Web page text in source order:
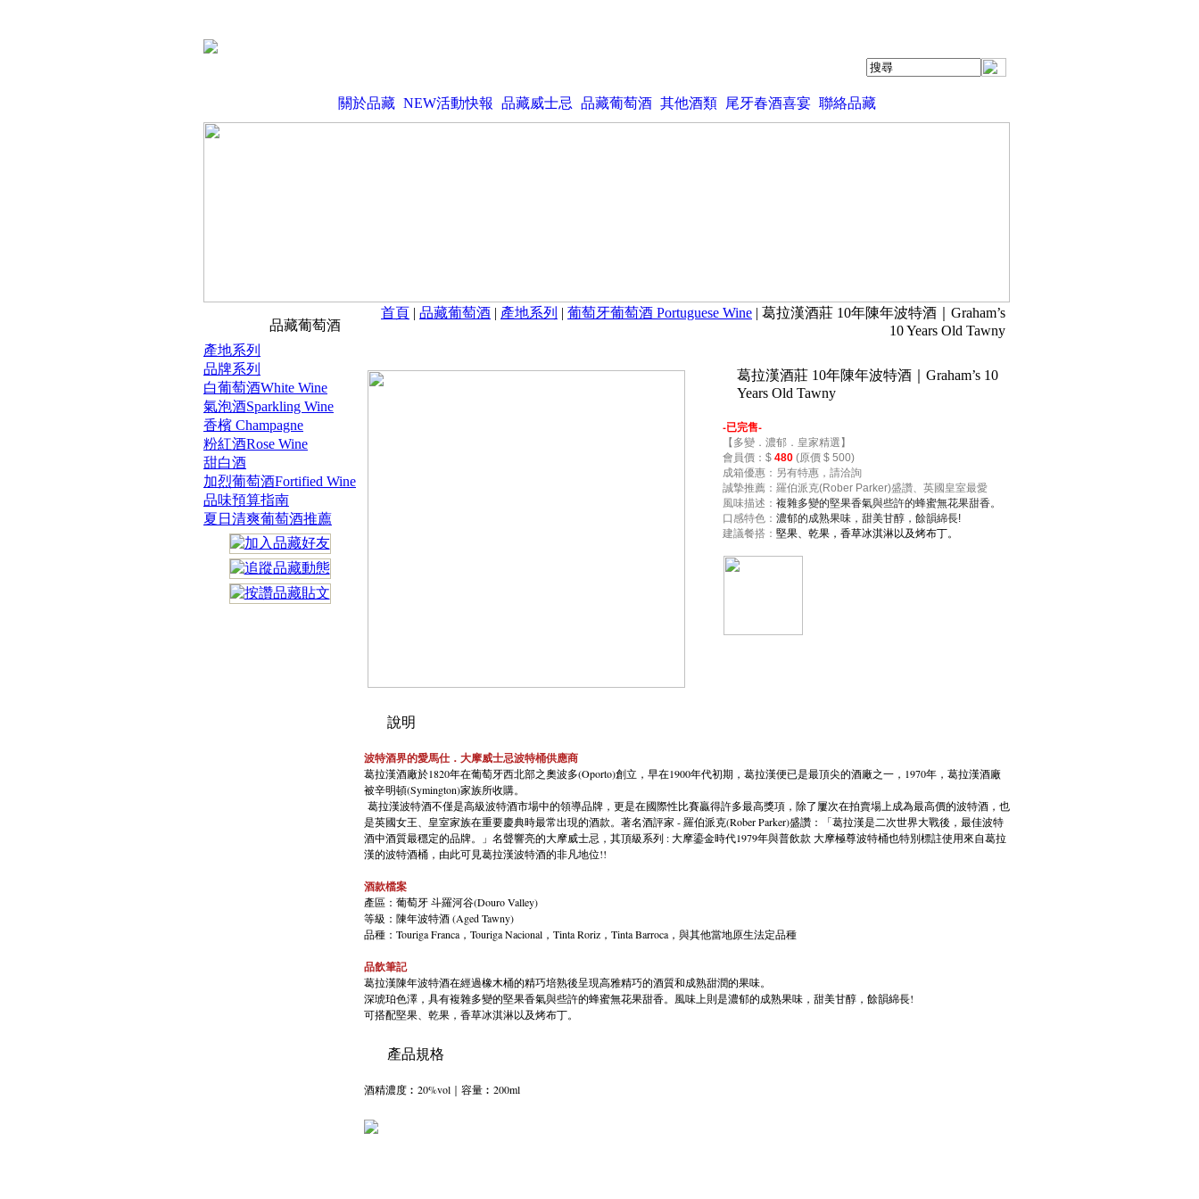
關於品藏 NEW活動快報 品藏威士忌 品藏葡萄酒 其他酒類 尾牙春酒喜宴 聯絡品藏
品藏葡萄酒
首頁 | 品藏葡萄酒 | 產地系列 | 葡萄牙葡萄酒 Portuguese Wine | 葛拉漢酒莊 10年陳年波特酒｜Graham’s
10 Years Old Tawny
產地系列
品牌系列
白葡萄酒White Wine
氣泡酒Sparkling Wine
香檳 Champagne
粉紅酒Rose Wine
甜白酒
加烈葡萄酒Fortified Wine
品味預算指南
夏日清爽葡萄酒推薦
葛拉漢酒莊 10年陳年波特酒｜Graham’s 10
Years Old Tawny
-已完售-
【多變．濃郁．皇家精選】
會員價：$ 480 (原價 $ 500)
成箱優惠：另有特惠，請洽詢
誠摯推薦：羅伯派克(Rober Parker)盛讚、 英國皇室最愛
風味描述： 複雜多變的堅果香氣與些許的蜂蜜無花果甜香。
口感特色： 濃郁的成熟果味，甜美甘醇，餘韻綿長!
建議餐搭： 堅果、乾果，香草冰淇淋以及烤布丁。
說明
波特酒界的愛馬仕．大摩威士忌波特桶供應商
葛拉漢酒廠於1820年在葡萄牙西北部之奧波多(Oporto)創立，早在1900年代初期，葛拉漢便已是最頂尖的酒廠之一，1970年，葛拉漢酒廠
被辛明頓(Symington)家族所收購。
葛拉漢波特酒不僅是高級波特酒市場中的領導品牌，更是在國際性比賽贏得許多最高獎項，除了屢次在拍賣場上成為最高價的波特酒，也
是英國女王、皇室家族在重要慶典時最常出現的酒款。著名酒評家 - 羅伯派克(Rober Parker)盛讚：「葛拉漢是二次世界大戰後，最佳波特
酒中酒質最穩定的品牌。」名聲響亮的大摩威士忌，其頂級系列 : 大摩鎏金時代1979年與普飲款 大摩極尊波特桶也特別標註使用來自葛拉
漢的波特酒桶，由此可見葛拉漢波特酒的非凡地位!!
酒款檔案
產區：葡萄牙 斗羅河谷(Douro Valley)
等級：陳年波特酒 (Aged Tawny)
品種：Touriga Franca，Touriga Nacional，Tinta Roriz，Tinta Barroca，與其他當地原生法定品種
品飲筆記
葛拉漢陳年波特酒在經過橡木桶的精巧培熟後呈現高雅精巧的酒質和成熟甜潤的果味。
深琥珀色澤，具有複雜多變的堅果香氣與些許的蜂蜜無花果甜香。風味上則是濃郁的成熟果味，甜美甘醇，餘韻綿長!
可搭配堅果、乾果，香草冰淇淋以及烤布丁。
產品規格
酒精濃度︰20%vol｜容量︰200ml